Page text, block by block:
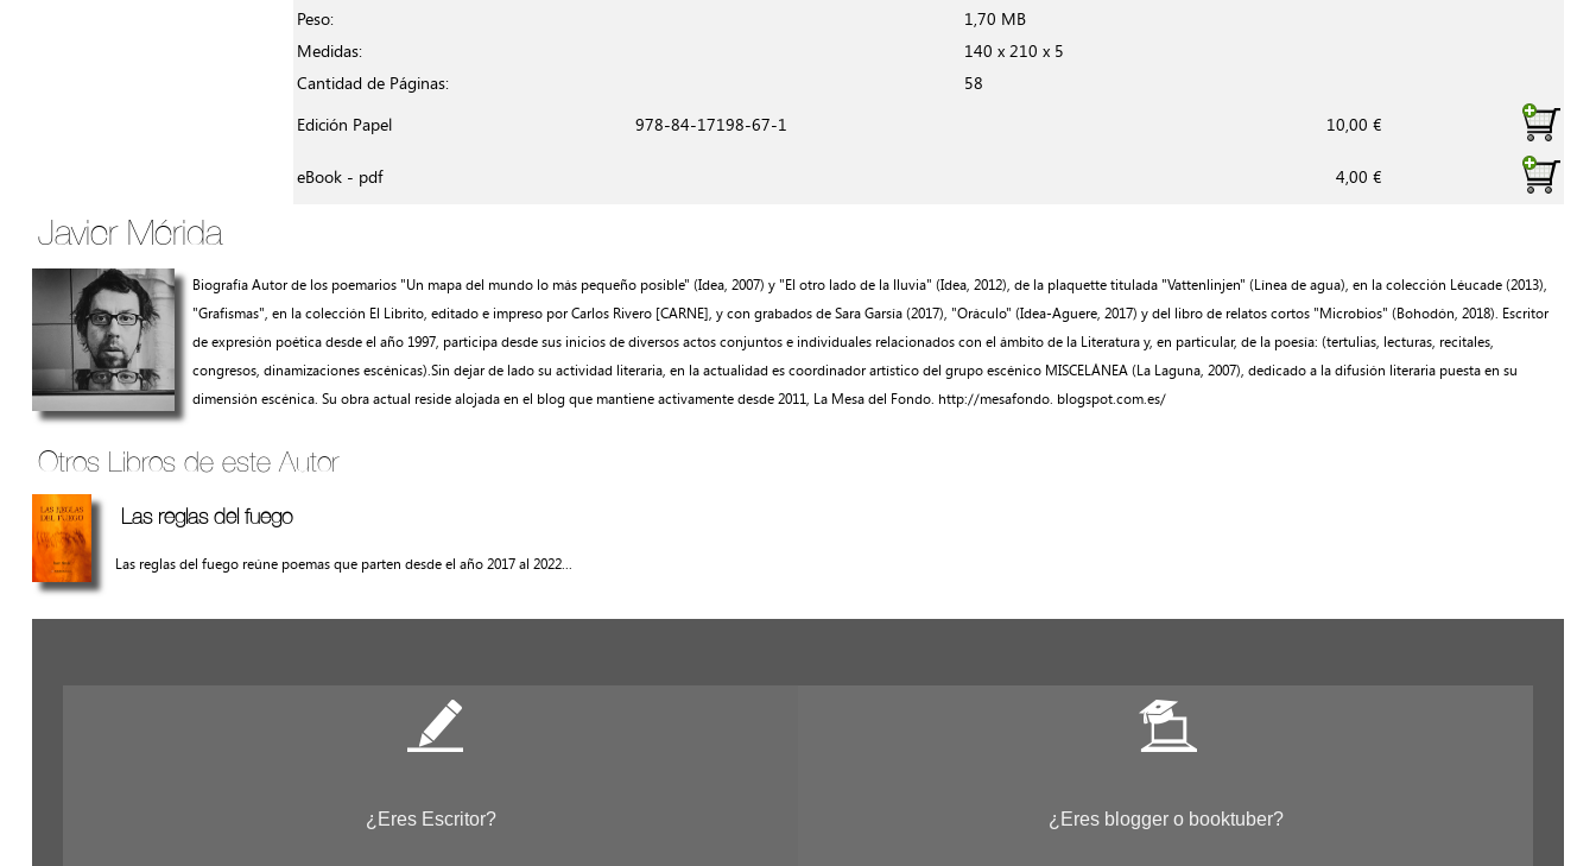
Peso:
1,70 MB
Medidas:
140 x 210 x 5
Cantidad de Páginas:
58
Edición Papel 978-84-17198-67-1 10,00 €
eBook - pdf 4,00 €
Javier Mérida
Biografía Autor de los poemarios "Un mapa del mundo lo más pequeño posible" (Idea, 2007) y "El otro lado de la lluvia" (Idea, 2012), de la plaquette titulada "Vattenlinjen" (Línea de agua), en la colección Léucade (2013),
"Grafismas", en la colección El Librito, editado e impreso por Carlos Rivero [CARNE], y con grabados de Sara Garsía (2017), "Oráculo" (Idea-Aguere, 2017) y del libro de relatos cortos "Microbios" (Bohodón, 2018). Escritor
de expresión poética desde el año 1997, participa desde sus inicios de diversos actos conjuntos e individuales relacionados con el ámbito de la Literatura y, en particular, de la poesía: (tertulias, lecturas, recitales,
congresos, dinamizaciones escénicas).Sin dejar de lado su actividad literaria, en la actualidad es coordinador artístico del grupo escénico MISCELÁNEA (La Laguna, 2007), dedicado a la difusión literaria puesta en su
dimensión escénica. Su obra actual reside alojada en el blog que mantiene activamente desde 2011, La Mesa del Fondo. http://mesafondo. blogspot.com.es/
Otros Libros de este Autor
Las reglas del fuego
Las reglas del fuego reúne poemas que parten desde el año 2017 al 2022...
¿Eres Escritor? ¿Eres blogger o booktuber?